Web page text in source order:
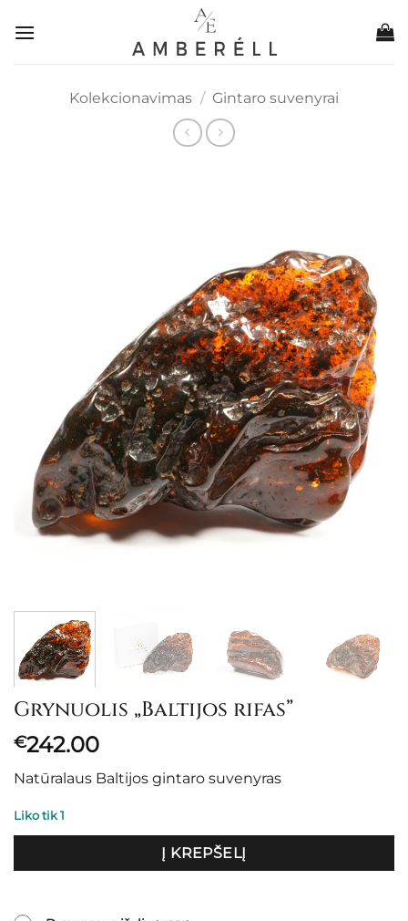
Kolekcionavimas / Gintaro suvenyrai
Grynuolis „Baltijos rifas”
€242.00
Natūralaus Baltijos gintaro suvenyras
Liko tik 1
Į KREPŠELĮ